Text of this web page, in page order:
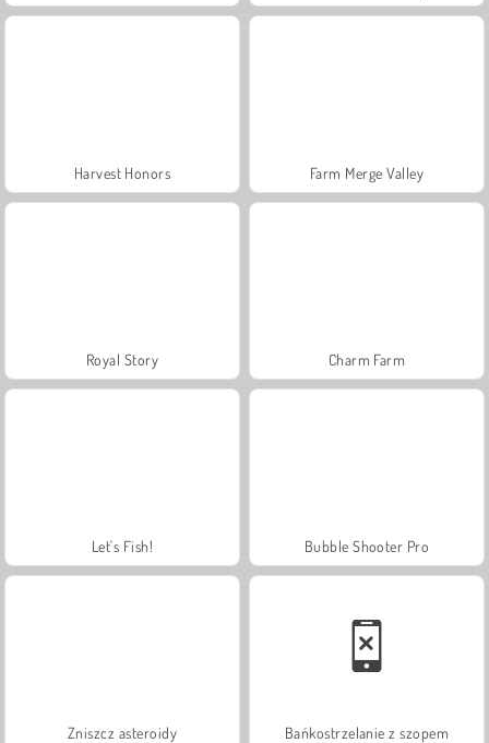
Harvest Honors Farm Merge Valley
Royal Story Charm Farm
Let's Fish! Bubble Shooter Pro
Zniszcz asteroidy Bańkostrzelanie z szopem